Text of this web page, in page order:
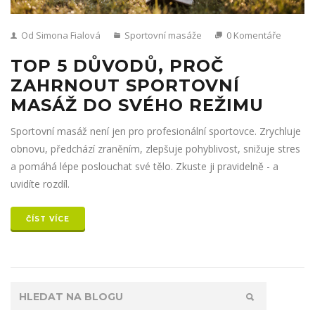
Od Simona Fialová Sportovní masáže 0 Komentáře
TOP 5 DŮVODŮ, PROČ
ZAHRNOUT SPORTOVNÍ
MASÁŽ DO SVÉHO REŽIMU
Sportovní masáž není jen pro profesionální sportovce. Zrychluje
obnovu, předchází zraněním, zlepšuje pohyblivost, snižuje stres
a pomáhá lépe poslouchat své tělo. Zkuste ji pravidelně - a
uvidíte rozdíl.
ČÍST VÍCE